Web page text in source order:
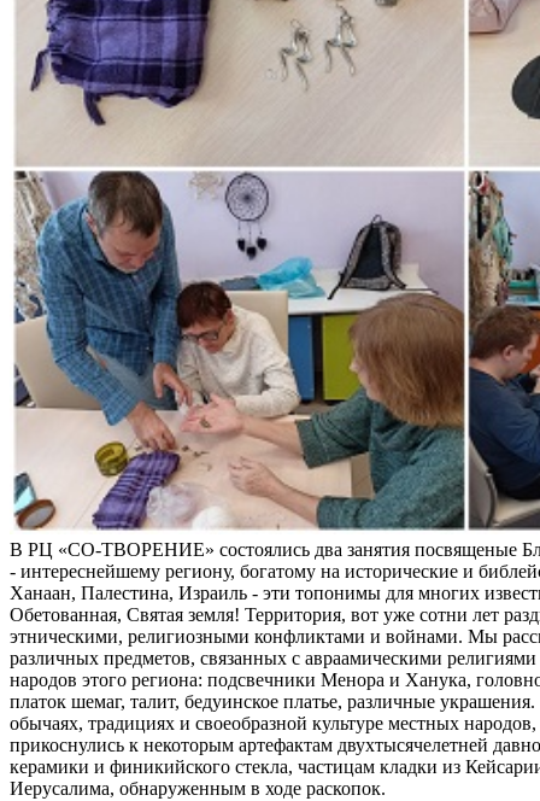
В РЦ «СО-ТВОРЕНИЕ» состоялись два занятия посвященые
- интереснейшему региону, богатому на исторические и
Ханаан, Палестина, Израиль - эти топонимы для многих
Обетованная, Святая земля! Территория, вот уже сотни лет
этническими, религиозными конфликтами и войнами. Мы
различных предметов, связанных с авраамическими религиями
народов этого региона: подсвечники Менора и Ханука,
платок шемаг, талит, бедуинское платье, различные
обычаях, традициях и своеобразной культуре местных
прикоснулись к некоторым артефактам двухтысячелетней
керамики и финикийского стекла, частицам кладки из
Иерусалима, обнаруженным в ходе раскопок.